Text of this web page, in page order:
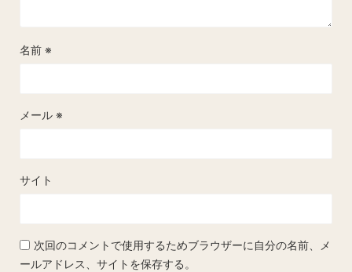
名前 ※
メール ※
サイト
次回のコメントで使用するためブラウザーに自分の名前、メ
ールアドレス、サイトを保存する。